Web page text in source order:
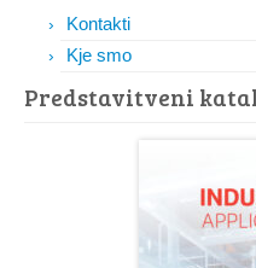
Kontakti
Kje smo
Predstavitveni